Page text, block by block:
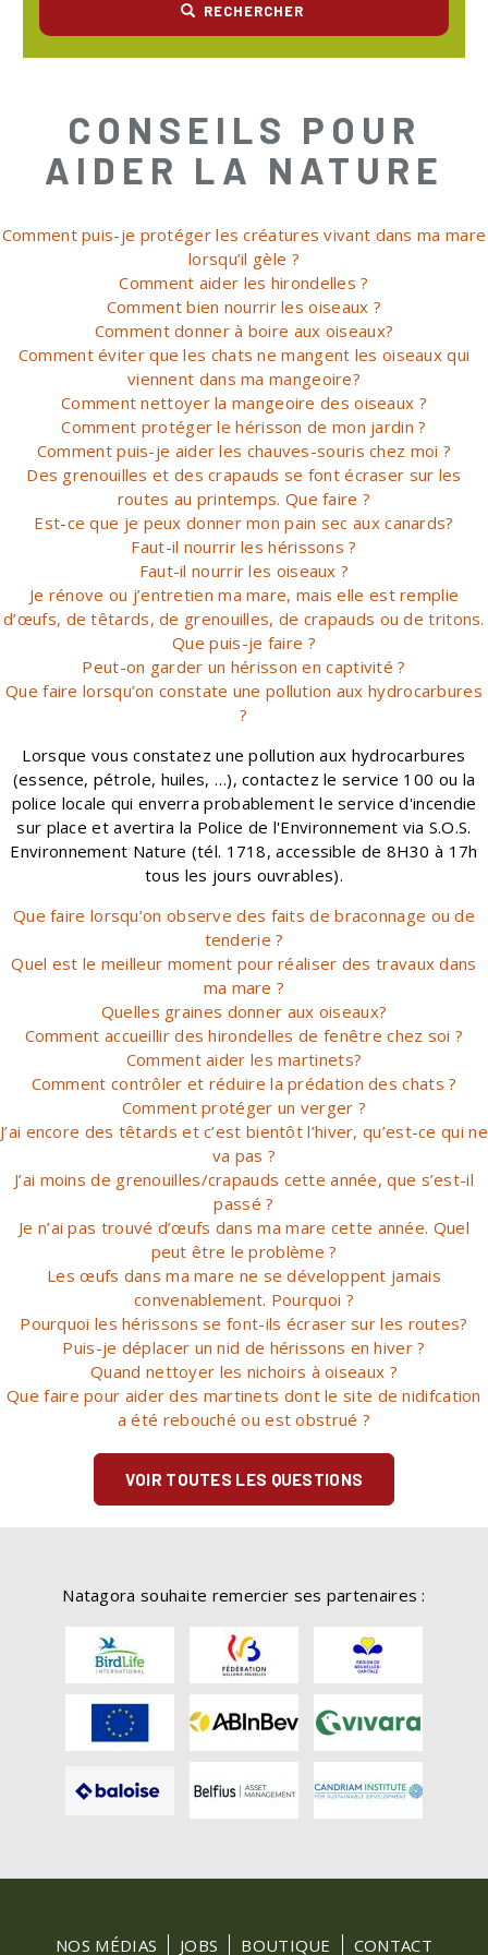
RECHERCHER
CONSEILS POUR
AIDER LA NATURE
Comment puis-je protéger les créatures vivant dans ma mare
lorsqu’il gèle ?
Comment aider les hirondelles ?
Comment bien nourrir les oiseaux ?
Comment donner à boire aux oiseaux?
Comment éviter que les chats ne mangent les oiseaux qui
viennent dans ma mangeoire?
Comment nettoyer la mangeoire des oiseaux ?
Comment protéger le hérisson de mon jardin ?
Comment puis-je aider les chauves-souris chez moi ?
Des grenouilles et des crapauds se font écraser sur les
routes au printemps. Que faire ?
Est-ce que je peux donner mon pain sec aux canards?
Faut-il nourrir les hérissons ?
Faut-il nourrir les oiseaux ?
Je rénove ou j’entretien ma mare, mais elle est remplie
d’œufs, de têtards, de grenouilles, de crapauds ou de tritons.
Que puis-je faire ?
Peut-on garder un hérisson en captivité ?
Que faire lorsqu’on constate une pollution aux hydrocarbures
?
Lorsque vous constatez une pollution aux hydrocarbures
(essence, pétrole, huiles, …), contactez le service 100 ou la
police locale qui enverra probablement le service d'incendie
sur place et avertira la Police de l'Environnement via S.O.S.
Environnement Nature (tél. 1718, accessible de 8H30 à 17h
tous les jours ouvrables).
Que faire lorsqu’on observe des faits de braconnage ou de
tenderie ?
Quel est le meilleur moment pour réaliser des travaux dans
ma mare ?
Quelles graines donner aux oiseaux?
Comment accueillir des hirondelles de fenêtre chez soi ?
Comment aider les martinets?
Comment contrôler et réduire la prédation des chats ?
Comment protéger un verger ?
J’ai encore des têtards et c’est bientôt l’hiver, qu’est-ce qui ne
va pas ?
J’ai moins de grenouilles/crapauds cette année, que s’est-il
passé ?
Je n’ai pas trouvé d’œufs dans ma mare cette année. Quel
peut être le problème ?
Les œufs dans ma mare ne se développent jamais
convenablement. Pourquoi ?
Pourquoi les hérissons se font-ils écraser sur les routes?
Puis-je déplacer un nid de hérissons en hiver ?
Quand nettoyer les nichoirs à oiseaux ?
Que faire pour aider des martinets dont le site de nidifcation
a été rebouché ou est obstrué ?
VOIR TOUTES LES QUESTIONS
Natagora souhaite remercier ses partenaires :
FOOTER
NOS MÉDIAS JOBS BOUTIQUE CONTACT